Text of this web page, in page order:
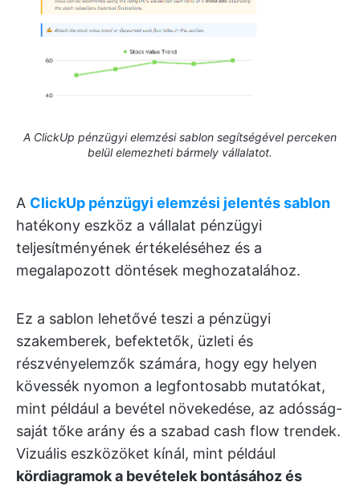
A ClickUp pénzügyi elemzési sablon segítségével perceken
belül elemezheti bármely vállalatot.
A ClickUp pénzügyi elemzési jelentés sablon
hatékony eszköz a vállalat pénzügyi
teljesítményének értékeléséhez és a
megalapozott döntések meghozatalához.
Ez a sablon lehetővé teszi a pénzügyi
szakemberek, befektetők, üzleti és
részvényelemzők számára, hogy egy helyen
kövessék nyomon a legfontosabb mutatókat,
mint például a bevétel növekedése, az adósság-
saját tőke arány és a szabad cash flow trendek.
Vizuális eszközöket kínál, mint például
kördiagramok a bevételek bontásához és